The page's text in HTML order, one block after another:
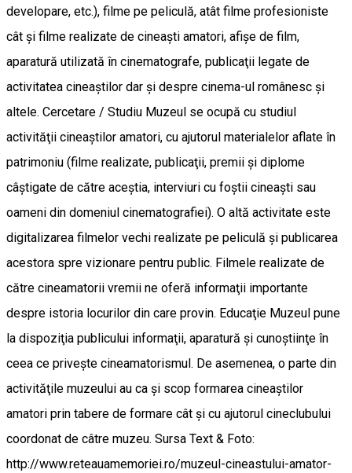
developare, etc.), filme pe peliculă, atât filme profesioniste
cât şi filme realizate de cineaşti amatori, afişe de film,
aparatură utilizată în cinematografe, publicaţii legate de
activitatea cineaştilor dar şi despre cinema-ul românesc şi
altele. Cercetare / Studiu Muzeul se ocupă cu studiul
activităţii cineaştilor amatori, cu ajutorul materialelor aflate în
patrimoniu (filme realizate, publicaţii, premii şi diplome
câştigate de către aceştia, interviuri cu foştii cineaşti sau
oameni din domeniul cinematografiei). O altă activitate este
digitalizarea filmelor vechi realizate pe peliculă şi publicarea
acestora spre vizionare pentru public. Filmele realizate de
către cineamatorii vremii ne oferă informaţii importante
despre istoria locurilor din care provin. Educaţie Muzeul pune
la dispoziţia publicului informaţii, aparatură şi cunoştiinţe în
ceea ce priveşte cineamatorismul. De asemenea, o parte din
activităţile muzeului au ca şi scop formarea cineaştilor
amatori prin tabere de formare cât şi cu ajutorul cineclubului
coordonat de câtre muzeu. Sursa Text & Foto:
http://www.reteauamemoriei.ro/muzeul-cineastului-amator-